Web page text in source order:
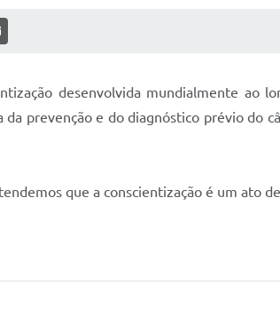
MÍDIAS
desenvolvida mundialmente
prevenção e do diagnóstico prévio do
que a conscientização é um ato